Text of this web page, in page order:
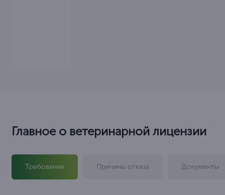
Главное о ветеринарной лицензии
Требования Причины отказа Документы